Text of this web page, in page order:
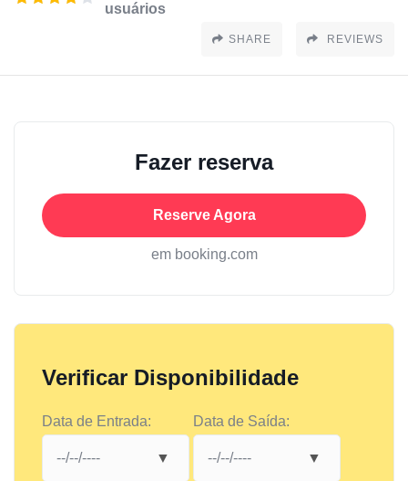
usuários
SHARE REVIEWS
Fazer reserva
Reserve Agora
em booking.com
Verificar Disponibilidade
Data de Entrada: Data de Saída: